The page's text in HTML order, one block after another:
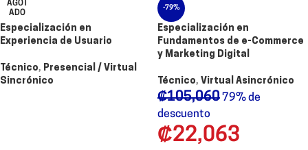
AGOT
ADO
Especialización en
Experiencia de Usuario
Técnico, Presencial / Virtual
Sincrónico
-79%
Especialización en
Fundamentos de e-Commerce
y Marketing Digital
Técnico, Virtual Asincrónico
₡105,06079% de
descuento
₡22,063